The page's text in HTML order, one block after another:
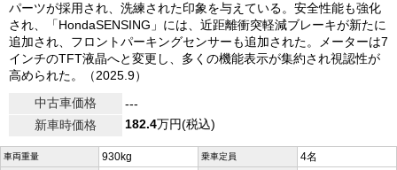
パーツが採用され、洗練された印象を与えている。安全性能も強化
され、「HondaSENSING」には、近距離衝突軽減ブレーキが新たに
追加され、フロントパーキングセンサーも追加された。メーターは7
インチのTFT液晶へと変更し、多くの機能表示が集約され視認性が
高められた。（2025.9）
中古車価格
---
新車時価格
182.4万円(税込)
車両重量 930kg 乗車定員 4名